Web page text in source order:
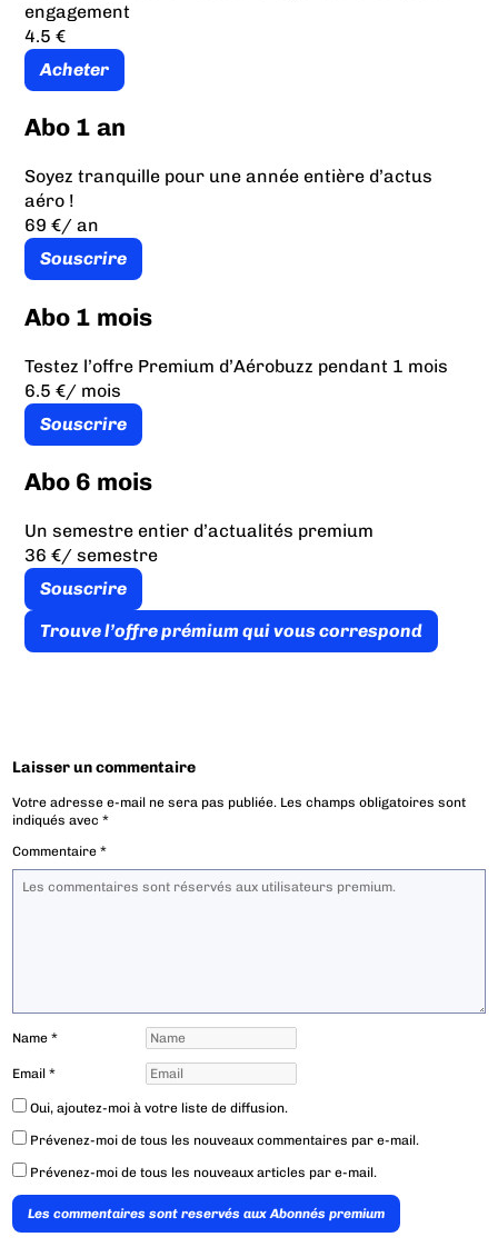
engagement
4.5 €
Acheter
Abo 1 an
Soyez tranquille pour une année entière d’actus
aéro !
69 €/ an
Souscrire
Abo 1 mois
Testez l’offre Premium d’Aérobuzz pendant 1 mois
6.5 €/ mois
Souscrire
Abo 6 mois
Un semestre entier d’actualités premium
36 €/ semestre
Souscrire
Trouve l’offre prémium qui vous correspond
Laisser un commentaire
Votre adresse e-mail ne sera pas publiée. Les champs obligatoires sont
indiqués avec*
Commentaire*
Name*
Email*
Oui, ajoutez-moi à votre liste de diffusion.
Prévenez-moi de tous les nouveaux commentaires par e-mail.
Prévenez-moi de tous les nouveaux articles par e-mail.
Les commentaires sont reservés aux Abonnés premium